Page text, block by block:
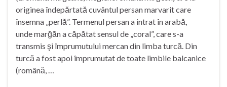
originea îndepărtată cuvântul persan marvarit care
însemna „perlă”. Termenul persan a intrat în arabă,
unde marğān a căpătat sensul de „coral”, care s-a
transmis şi împrumutului mercan din limba turcă. Din
turcă a fost apoi împrumutat de toate limbile balcanice
(română, …